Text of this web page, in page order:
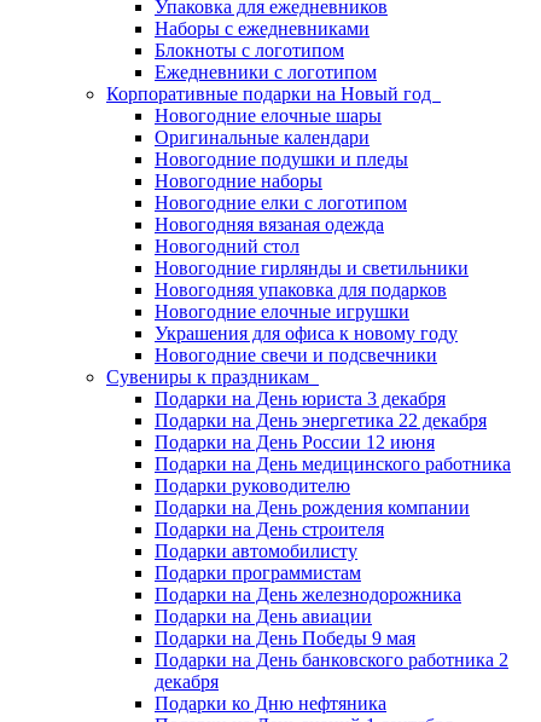
Упаковка для ежедневников
Наборы с ежедневниками
Блокноты с логотипом
Ежедневники с логотипом
Корпоративные подарки на Новый год
Новогодние елочные шары
Оригинальные календари
Новогодние подушки и пледы
Новогодние наборы
Новогодние елки с логотипом
Новогодняя вязаная одежда
Новогодний стол
Новогодние гирлянды и светильники
Новогодняя упаковка для подарков
Новогодние елочные игрушки
Украшения для офиса к новому году
Новогодние свечи и подсвечники
Сувениры к праздникам
Подарки на День юриста 3 декабря
Подарки на День энергетика 22 декабря
Подарки на День России 12 июня
Подарки на День медицинского работника
Подарки руководителю
Подарки на День рождения компании
Подарки на День строителя
Подарки автомобилисту
Подарки программистам
Подарки на День железнодорожника
Подарки на День авиации
Подарки на День Победы 9 мая
Подарки на День банковского работника 2
декабря
Подарки ко Дню нефтяника